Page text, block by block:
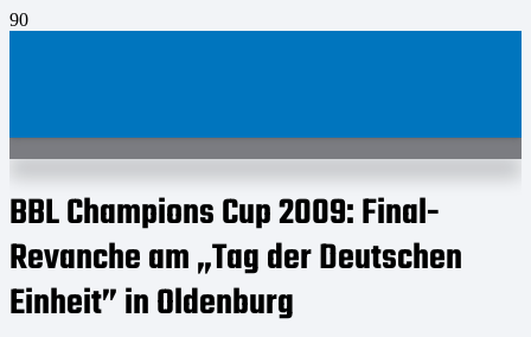
BBL Champions Cup 2009: Final-
Revanche am „Tag der Deutschen
Einheit” in Oldenburg